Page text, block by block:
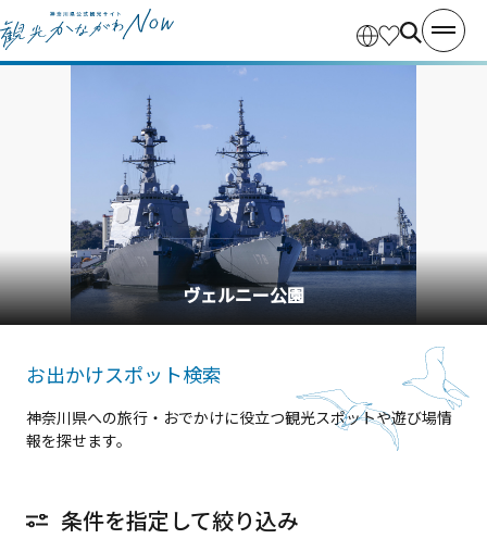
ヴェルニー公園
お出かけスポット検索
神奈川県への旅行・おでかけに役立つ観光スポットや遊び場情
報を探せます。
条件を指定して絞り込み